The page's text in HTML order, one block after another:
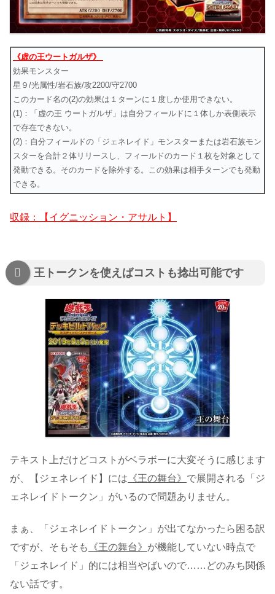
《虚の王ウートガルザ》
効果モンスター
星９/光属性/岩石族/攻2200/守2700
このカード名の(2)の効果は１ターンに１度しか使用できない。
(1)：「虚の王 ウートガルザ」は自分フィールドに１体しか表側表示
で存在できない。
(2)：自分フィールドの「ジェネレイド」モンスターまたは岩石族モン
スターを合計２体リリースし、フィールドのカード１枚を対象として
発動できる。そのカードを除外する。この効果は相手ターンでも発動
できる。
収録：【イグニッション・アサルト】
王トークンを使えばコストも捻出可能です
テキスト上だけどコストがベラボーに大変そうに感じます
が、【ジェネレイド】には 《王の舞台》 で展開される「ジ
ェネレイドトークン」がいるので問題ありません。
まぁ、「ジェネレイドトークン」が出てなかったら困る訳
ですが、そもそも
《王の舞台》 が機能していない時点で
「ジェネレイド」的には相当やばいので……どのみち関係
ない話です。